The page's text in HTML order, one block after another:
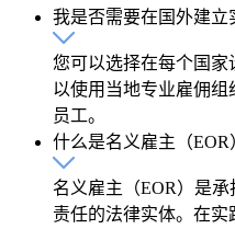
我是否需要在国外建立
您可以选择在每个国
以使用当地专业雇佣组
员工。
什么是名义雇主（EOR
名义雇主（EOR）是
责任的法律实体。在